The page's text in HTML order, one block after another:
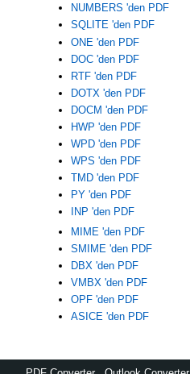
NUMBERS 'den PDF
SQLITE 'den PDF
ONE 'den PDF
DOC 'den PDF
RTF 'den PDF
DOTX 'den PDF
DOCM 'den PDF
HWP 'den PDF
WPD 'den PDF
WPS 'den PDF
TMD 'den PDF
PY 'den PDF
INP 'den PDF
MIME 'den PDF
SMIME 'den PDF
DBX 'den PDF
VMBX 'den PDF
OPF 'den PDF
ASICE 'den PDF